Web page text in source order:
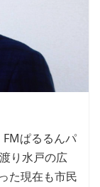
ぱるるんパ
り水戸の広
た現在も市民